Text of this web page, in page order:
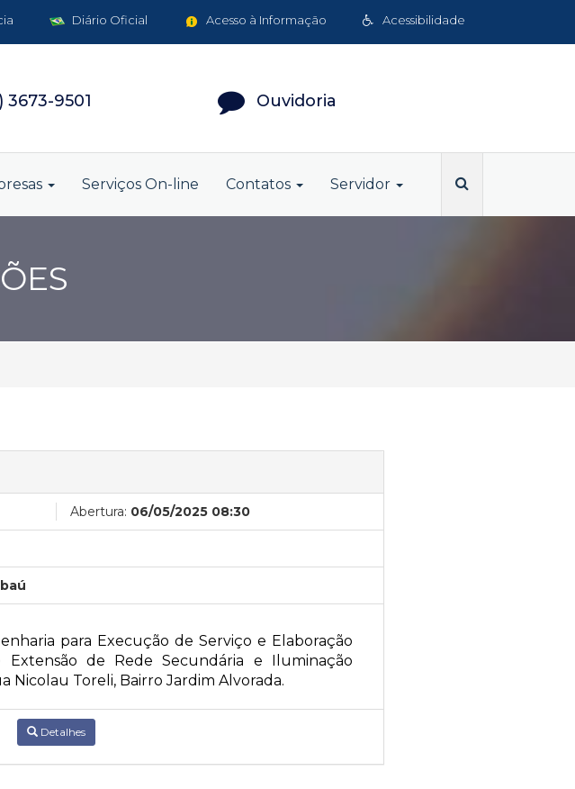
Acessibilidade
Acesso à Informação
Diário Oficial
3673-9501 Ouvidoria
Serviços On-line Contatos Servidor
Abertura: 06/05/2025 08:30
para Execução de Serviço e Elaboração
de Rede Secundária e Iluminação
Toreli, Bairro Jardim Alvorada.
Detalhes